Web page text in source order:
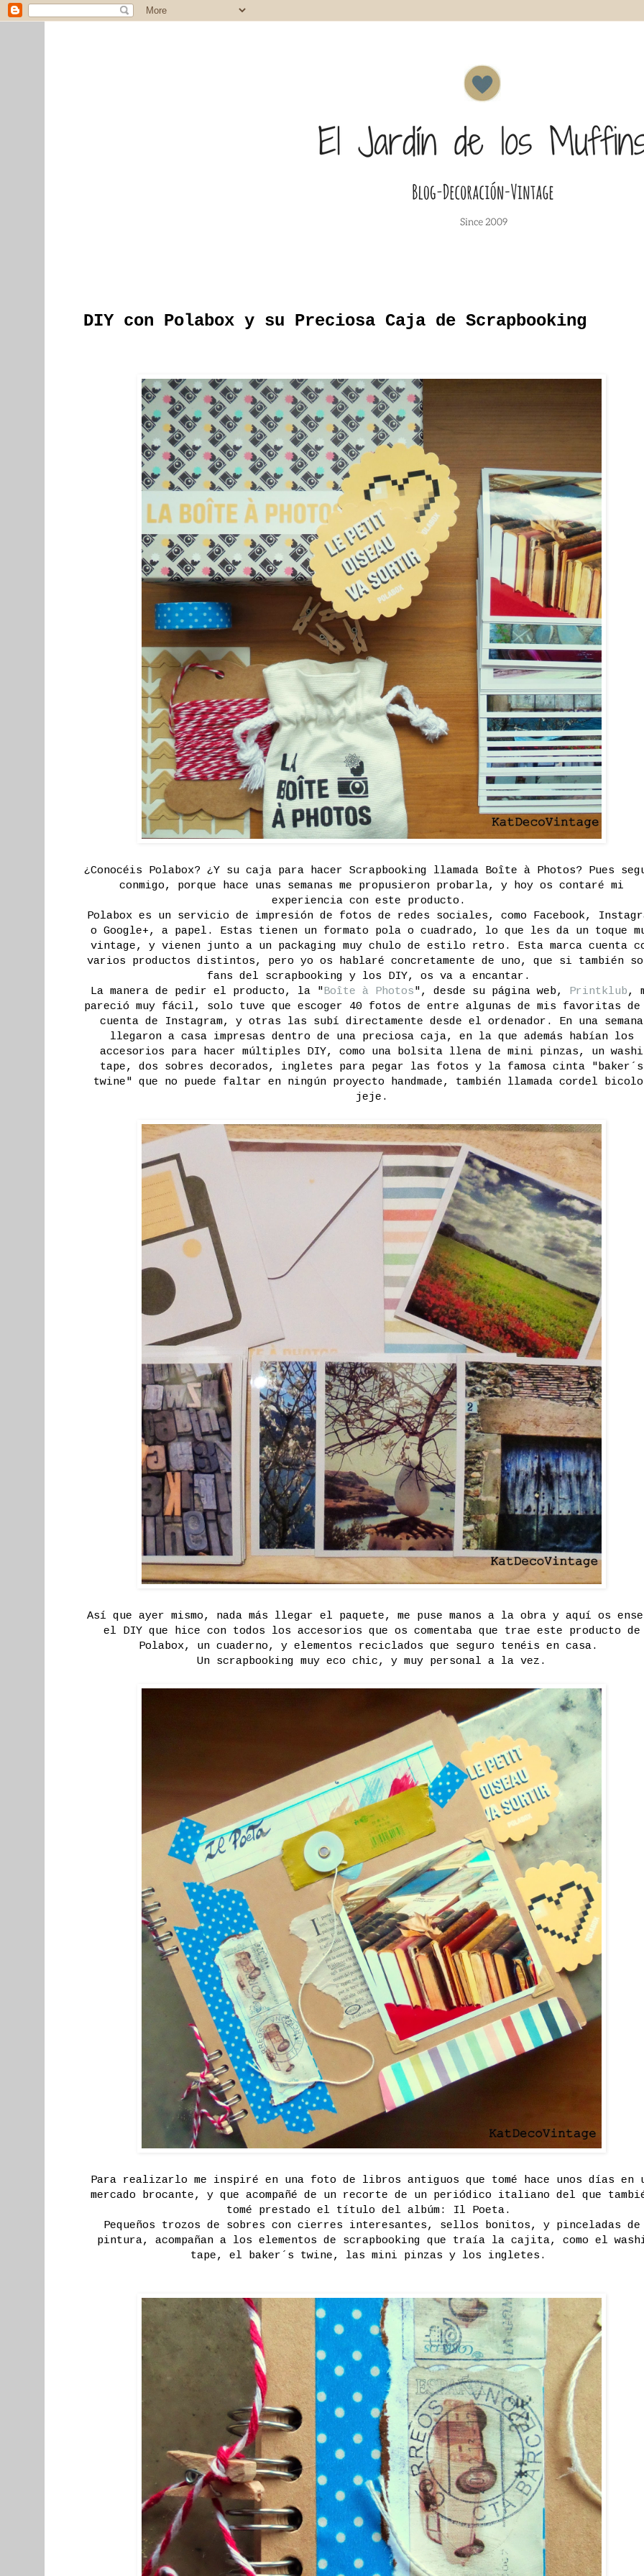
DIY con Polabox y su Preciosa Caja de Scrapbooking
¿Conocéis Polabox? ¿Y su caja para hacer Scrapbooking llamada Boîte à Photos? Pues
conmigo, porque hace unas semanas me propusieron probarla, y hoy os contaré mi
experiencia con este producto.
Polabox es un servicio de impresión de fotos de redes sociales, como Facebook,
o Google+, a papel. Estas tienen un formato pola o cuadrado, lo que les da un toque
vintage, y vienen junto a un packaging muy chulo de estilo retro. Esta marca cuenta
varios productos distintos, pero yo os hablaré concretamente de uno, que si también
fans del scrapbooking y los DIY, os va a encantar.
La manera de pedir el producto, la "Boîte à Photos", desde su página web, Printklub,
pareció muy fácil, solo tuve que escoger 40 fotos de entre algunas de mis favoritas de
cuenta de Instagram, y otras las subí directamente desde el ordenador. En una semana
llegaron a casa impresas dentro de una preciosa caja, en la que además habían los
accesorios para hacer múltiples DIY, como una bolsita llena de mini pinzas, un washi
tape, dos sobres decorados, ingletes para pegar las fotos y la famosa cinta "baker´s
twine" que no puede faltar en ningún proyecto handmade, también llamada cordel
jeje.
Así que ayer mismo, nada más llegar el paquete, me puse manos a la obra y aquí os
el DIY que hice con todos los accesorios que os comentaba que trae este producto de
Polabox, un cuaderno, y elementos reciclados que seguro tenéis en casa.
Un scrapbooking muy eco chic, y muy personal a la vez.
Para realizarlo me inspiré en una foto de libros antiguos que tomé hace unos días en
mercado brocante, y que acompañé de un recorte de un periódico italiano del que
tomé prestado el título del albúm: Il Poeta.
Pequeños trozos de sobres con cierres interesantes, sellos bonitos, y pinceladas de
pintura, acompañan a los elementos de scrapbooking que traía la cajita, como el
tape, el baker´s twine, las mini pinzas y los ingletes.